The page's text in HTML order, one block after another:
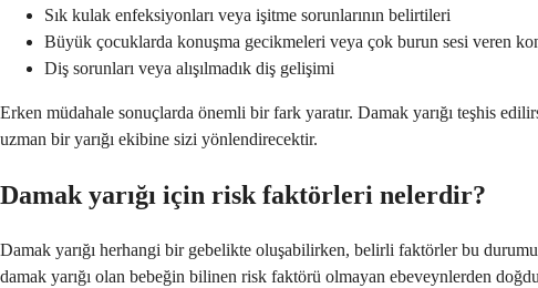
Sık kulak enfeksiyonları veya işitme sorunlarının belirtileri
Büyük çocuklarda konuşma gecikmeleri veya çok burun sesi veren
Diş sorunları veya alışılmadık diş gelişimi
Erken müdahale sonuçlarda önemli bir fark yaratır. Damak yarığı teşhis
uzman bir yarığı ekibine sizi yönlendirecektir.
Damak yarığı için risk faktörleri nelerdir?
Damak yarığı herhangi bir gebelikte oluşabilirken, belirli faktörler bu
damak yarığı olan bebeğin bilinen risk faktörü olmayan ebeveynlerden